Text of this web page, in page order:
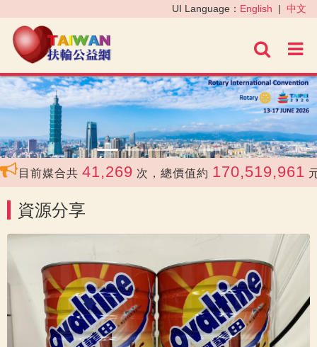
進階
UI Language： English | 中文
‹ ›
目前媒合共 41,269 次，總價值約 170,519,961 元
資源分享